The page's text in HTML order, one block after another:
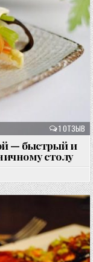
1 ОТЗЫВ
— быстрый и
столу